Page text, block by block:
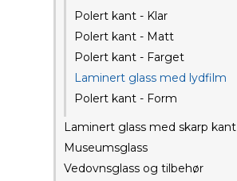
Polert kant - Klar
Polert kant - Matt
Polert kant - Farget
Laminert glass med lydfilm
Polert kant - Form
Laminert glass med skarp kant
Museumsglass
Vedovnsglass og tilbehør